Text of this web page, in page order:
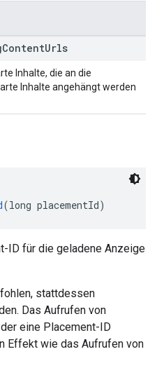
ContentUrls
Inhalte, die an die
Inhalte angehängt werden
(long placementId)
ID für die geladene Anzeige
stattdessen
Das Aufrufen von
eine Placement-ID
Effekt wie das Aufrufen von